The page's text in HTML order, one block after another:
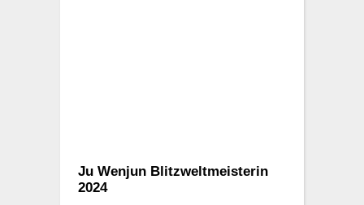
Ju Wenjun Blitzweltmeisterin
2024